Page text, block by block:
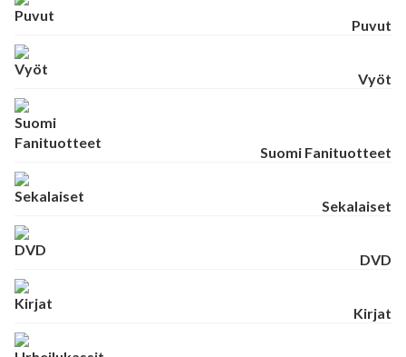
Puvut
Vyöt
Suomi Fanituotteet
Sekalaiset
DVD
Kirjat